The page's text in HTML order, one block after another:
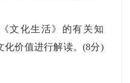
文化生活》的有关知
化价值进行解读。(8分)